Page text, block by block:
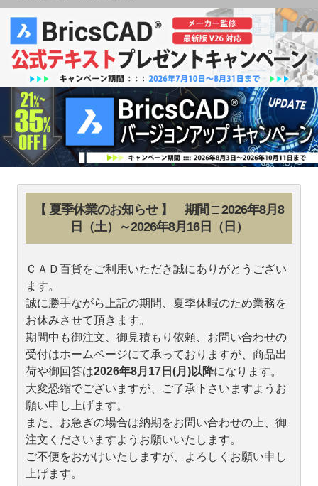
【 夏季休業のお知らせ 】 期間 □ 2026年8月8
日（土）～2026年8月16日（日）
ＣＡＤ百貨をご利用いただき誠にありがとうござい
ます。
誠に勝手ながら上記の期間、夏季休暇のため業務を
お休みさせて頂きます。
期間中も御注文、御見積もり依頼、お問い合わせの
受付はホームページにて承っておりますが、商品出
荷や御回答は2026年8月17日(月)以降になります。
大変恐縮でございますが、ご了承下さいますようお
願い申し上げます。
また、お急ぎの場合は納期をお問い合わせの上、御
注文くださいますようお願いいたします。
ご不便をおかけいたしますが、よろしくお願い申し
上げます。